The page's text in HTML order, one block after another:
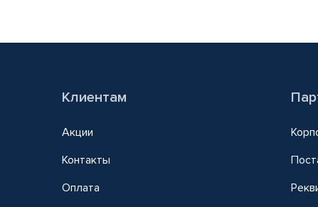
Клиентам
Акции
Контакты
Оплата